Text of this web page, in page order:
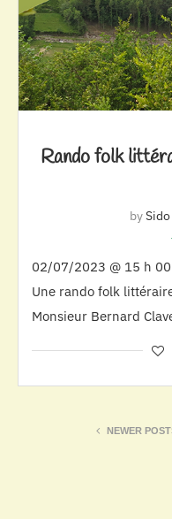
Rando folk
bySido
02/07/2023 @ 15 h
Une rando folk
Monsieur Bernard
NEWER